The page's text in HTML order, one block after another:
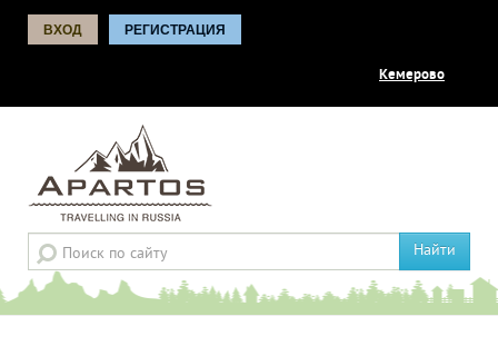
ВХОД РЕГИСТРАЦИЯ
Кемерово
Найти